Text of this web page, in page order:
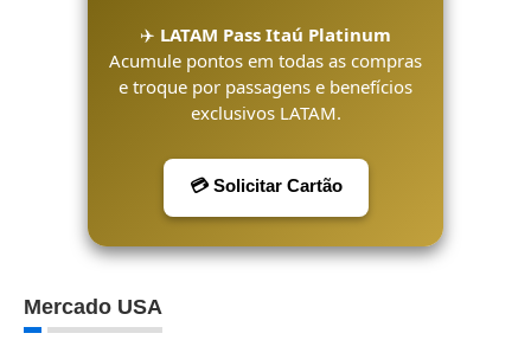
✈️ LATAM Pass Itaú Platinum
Acumule pontos em todas as compras
e troque por passagens e benefícios
exclusivos LATAM.
💳 Solicitar Cartão
Mercado USA